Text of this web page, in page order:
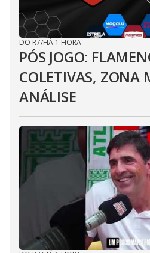
DO R7/HÁ 1 HORA
PÓS JOGO:
COLETIVAS, ZONA
ANÁLISE